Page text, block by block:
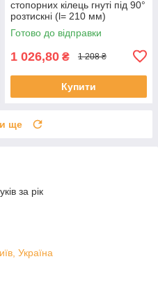
стопорних кілець гнуті під 90°
розтискні (l= 210 мм)
розведення 40-100 мм Yato
YT-19972
Готово до відправки
1 026,80 ₴ 1 208 ₴
Купити
ще
за рік
Україна